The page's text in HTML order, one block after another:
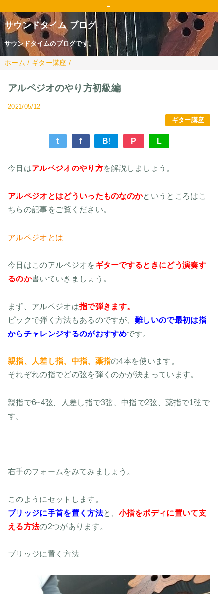
=
サウンドタイム ブログ
サウンドタイムのブログです。
ホーム / ギター講座 /
アルペジオのやり方初級編
2021/05/12
ギター講座
t f B! P L
今日はアルペジオのやり方を解説しましょう。
アルペジオとはどういったものなのかというところはこ
ちらの記事をご覧ください。
アルペジオとは
今日はこのアルペジオを ギターでするときにどう演奏す
るのか書いていきましょう。
まず、アルペジオは指で弾きます。
ピックで弾く方法もあるのですが、難しいので最初は指
からチャレンジするのがおすすめです。
親指、人差し指、中指、薬指の4本を使います。
それぞれの指でどの弦を弾くのかが決まっています。
親指で6~4弦、人差し指で3弦、中指で2弦、薬指で1弦で
す。
右手のフォームをみてみましょう。
このようにセットします。
ブリッジに手首を置く方法と、小指をボディに置いて支
える方法の2つがあります。
ブリッジに置く方法